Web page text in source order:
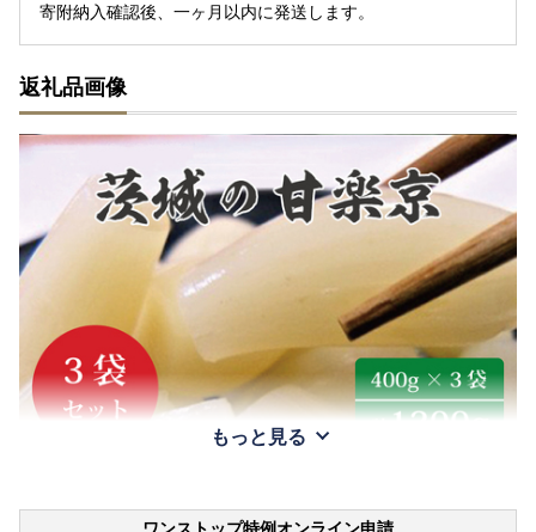
寄附納入確認後、一ヶ月以内に発送します。
返礼品画像
もっと見る